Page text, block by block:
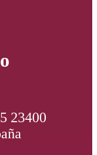
23400